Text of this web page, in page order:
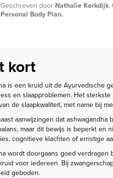
Geschreven door Nathalie Kerkdijk,
Personal Body Plan.
kort
is een kruid uit de Ayurvedische
en slaapproblemen. Het
de slaapkwaliteit, met name bij
aanwijzingen dat
maar dit bewijs is beperkt en
cognitieve klachten of ernstige
wordt doorgaans goed
voor iedereen. Bij
geboden.